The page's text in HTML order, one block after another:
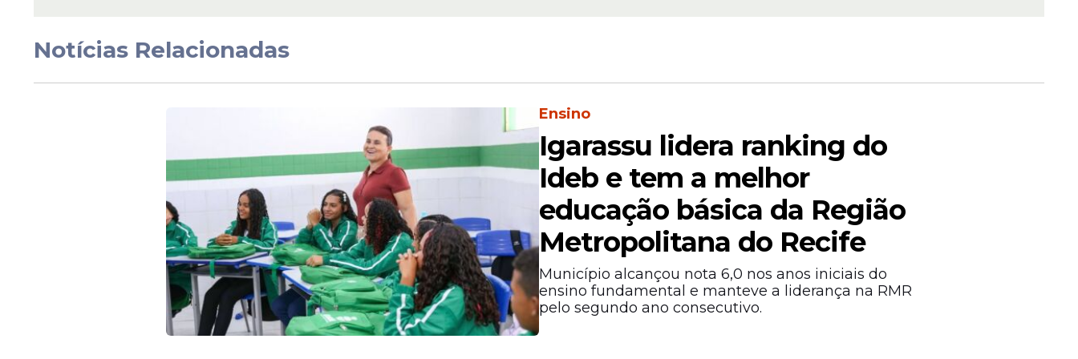
Notícias Relacionadas
Ensino
Igarassu lidera ranking do
Ideb e tem a melhor
educação básica da Região
Metropolitana do Recife
Município alcançou nota 6,0 nos anos iniciais do
ensino fundamental e manteve a liderança na RMR
pelo segundo ano consecutivo.